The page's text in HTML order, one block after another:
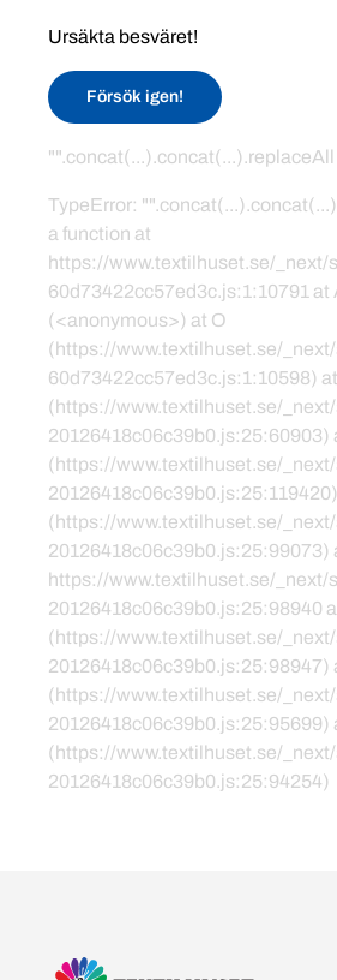
Ursäkta besväret!
Försök igen!
"".concat(...).concat(...).replaceAll
TypeError:
a function at
https://www.textilhuset.se/
60d73422cc57ed3c.js:1:10791 at
(<anonymous>) at O
(https://www.textilhuset.se/
60d73422cc57ed3c.js:1:10598)
(https://www.textilhuset.se/
20126418c06c39b0.js:25:60903)
(https://www.textilhuset.se/
(https://www.textilhuset.se/
20126418c06c39b0.js:25:99073)
https://www.textilhuset.se/_next/
20126418c06c39b0.js:25:98940
(https://www.textilhuset.se/
20126418c06c39b0.js:25:98947)
(https://www.textilhuset.se/
20126418c06c39b0.js:25:95699)
(https://www.textilhuset.se/
20126418c06c39b0.js:25:94254)
Kontakta oss